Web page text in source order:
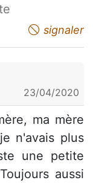
signaler
23/04/2020
ma mère
n'avais plus
une petite
aussi